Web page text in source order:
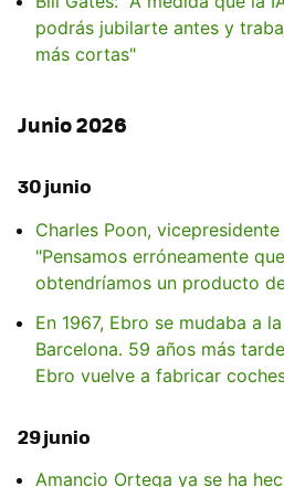
podrás jubilarte antes y
más cortas"
Junio 2026
30 junio
Charles Poon,
"Pensamos erróneamente
obtendríamos un producto
En 1967, Ebro se mudaba a
Barcelona. 59 años más
Ebro vuelve a fabricar
29 junio
Amancio Ortega ya se ha